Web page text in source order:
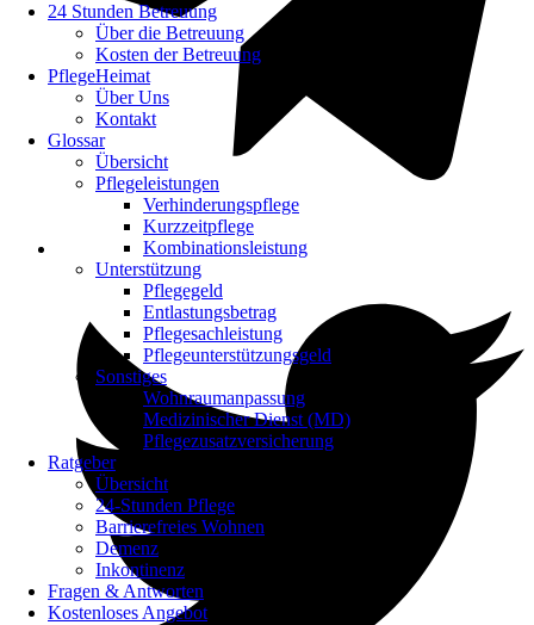
24 Stunden Betreuung
Über die Betreuung
Kosten der Betreuung
PflegeHeimat
Über Uns
Kontakt
Glossar
Übersicht
Pflegeleistungen
Verhinderungspflege
Kurzzeitpflege
Kombinationsleistung
Unterstützung
Pflegegeld
Entlastungsbetrag
Pflegesachleistung
Pflegeunterstützungsgeld
Sonstiges
Wohnraumanpassung
Medizinischer Dienst (MD)
Pflegezusatzversicherung
Ratgeber
Übersicht
24-Stunden Pflege
Barrierefreies Wohnen
Demenz
Inkontinenz
Fragen & Antworten
Kostenloses Angebot